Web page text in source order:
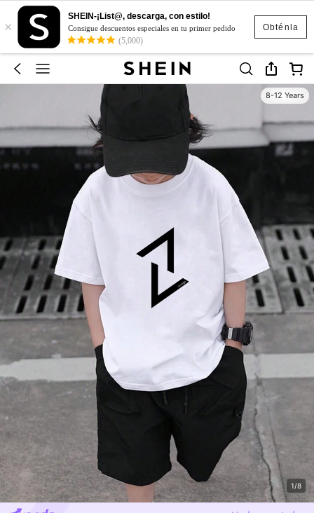
Obténla
×
SHEIN-¡List@, descarga, con estilo!
Consigue descuentos especiales en tu primer pedido
(5,000)
8-12 Years
1/8